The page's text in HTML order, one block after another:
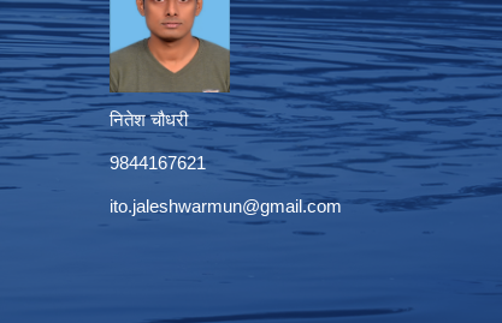
नितेश चौधरी
9844167621
ito.jaleshwarmun@gmail.com